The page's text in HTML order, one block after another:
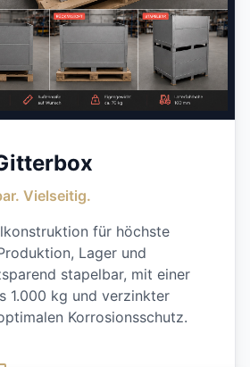
Vielseitig.
für höchste
Lager und
stapelbar, mit einer
1.000 kg und verzinkter
Korrosionsschutz.